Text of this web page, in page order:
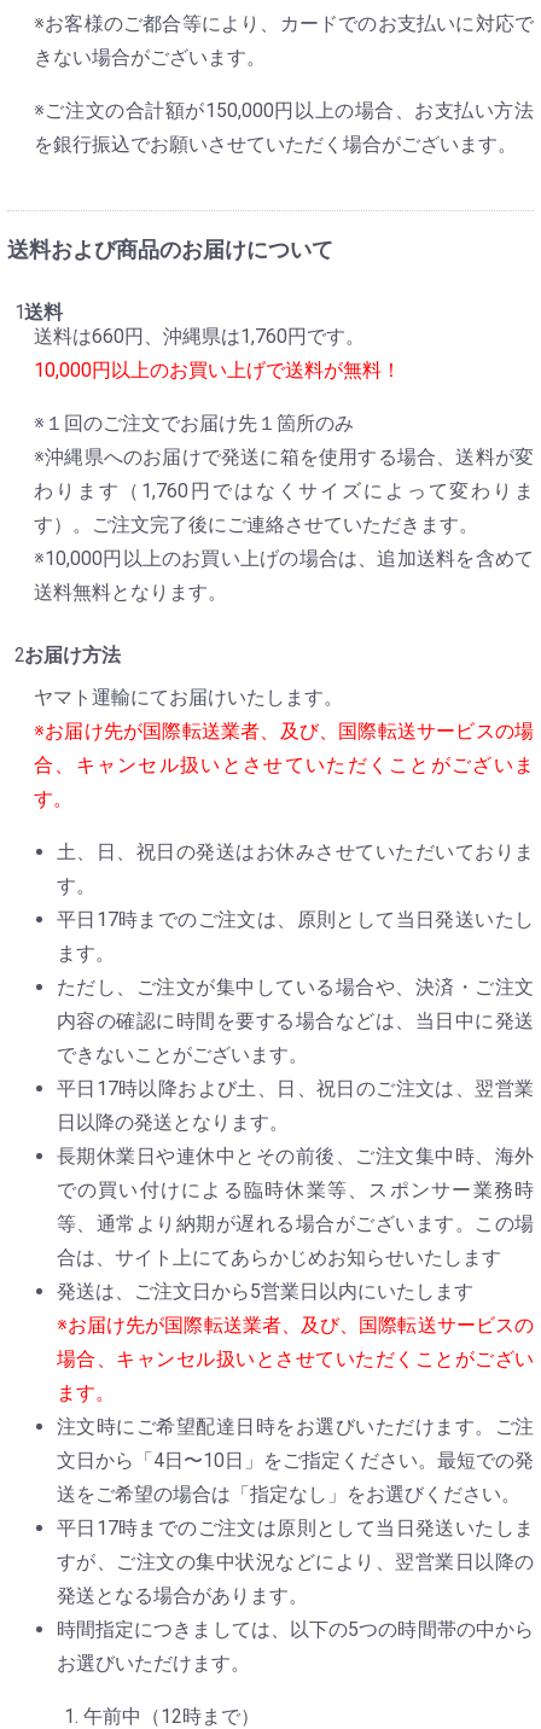
※お客様のご都合等により、カードでのお支払いに対応で
きない場合がございます。
※ご注文の合計額が150,000円以上の場合、お支払い方法
を銀行振込でお願いさせていただく場合がございます。
送料および商品のお届けについて
送料
送料は660円、沖縄県は1,760円です。
10,000円以上のお買い上げで送料が無料！
※１回のご注文でお届け先１箇所のみ
※沖縄県へのお届けで発送に箱を使用する場合、送料が変
わります（1,760円ではなくサイズによって変わりま
す）。ご注文完了後にご連絡させていただきます。
※10,000円以上のお買い上げの場合は、追加送料を含めて
送料無料となります。
お届け方法
ヤマト運輸にてお届けいたします。
※お届け先が国際転送業者、及び、国際転送サービスの場
合、キャンセル扱いとさせていただくことがございま
す。
土、日、祝日の発送はお休みさせていただいておりま
す。
平日17時までのご注文は、原則として当日発送いたし
ます。
ただし、ご注文が集中している場合や、決済・ご注文
内容の確認に時間を要する場合などは、当日中に発送
できないことがございます。
平日17時以降および土、日、祝日のご注文は、翌営業
日以降の発送となります。
長期休業日や連休中とその前後、ご注文集中時、海外
での買い付けによる臨時休業等、スポンサー業務時
等、通常より納期が遅れる場合がございます。この場
合は、サイト上にてあらかじめお知らせいたします
発送は、ご注文日から5営業日以内にいたします
※お届け先が国際転送業者、及び、国際転送サービスの
場合、キャンセル扱いとさせていただくことがござい
ます。
注文時にご希望配達日時をお選びいただけます。ご注
文日から「4日〜10日」をご指定ください。最短での発
送をご希望の場合は「指定なし」をお選びください。
平日17時までのご注文は原則として当日発送いたしま
すが、ご注文の集中状況などにより、翌営業日以降の
発送となる場合があります。
時間指定につきましては、以下の5つの時間帯の中から
お選びいただけます。
午前中（12時まで）